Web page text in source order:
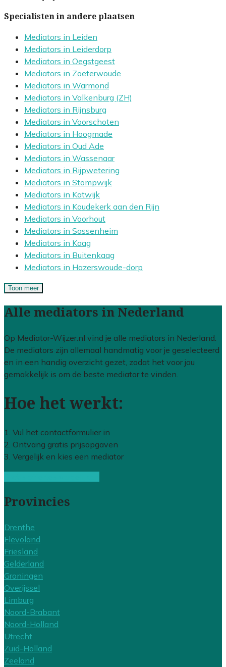
Specialisten in andere plaatsen
Mediators in Leiden
Mediators in Leiderdorp
Mediators in Oegstgeest
Mediators in Zoeterwoude
Mediators in Warmond
Mediators in Valkenburg (ZH)
Mediators in Rijnsburg
Mediators in Voorschoten
Mediators in Hoogmade
Mediators in Oud Ade
Mediators in Wassenaar
Mediators in Rijpwetering
Mediators in Stompwijk
Mediators in Katwijk
Mediators in Koudekerk aan den Rijn
Mediators in Voorhout
Mediators in Sassenheim
Mediators in Kaag
Mediators in Buitenkaag
Mediators in Hazerswoude-dorp
Toon meer
Alle mediators in Nederland
Op Mediator-Wijzer.nl vind je alle mediators in Nederland.
De mediators zijn allemaal handmatig voor je geselecteerd
en in een handig overzicht gezet, zodat het voor jou
gemakkelijk is om de beste mediator te vinden.
Hoe het werkt:
1. Vul het contactformulier in
2. Ontvang gratis prijsopgaven
3. Vergelijk en kies een mediator
Provincies
Drenthe
Flevoland
Friesland
Gelderland
Groningen
Overijssel
Limburg
Noord-Brabant
Noord-Holland
Utrecht
Zuid-Holland
Zeeland